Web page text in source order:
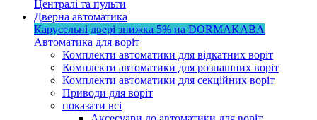
Централі та пульти
Дверна автоматика
Карусельні двері знижка 5% на DORMAKABA
Автоматика для воріт
Комплекти автоматики для відкатних воріт
Комплекти автоматики для розпашних воріт
Комплекти автоматики для секційних воріт
Приводи для воріт
показати всі